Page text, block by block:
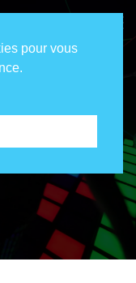
pour vous